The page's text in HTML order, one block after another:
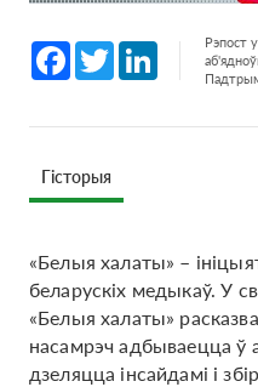
Facebook
Twitter LinkedInРэпост
Гісторыя
«Белыя халаты» –
беларускіх медыкаў. У
«Белыя халаты»
насамрэч адбываецца ў
дзеляцца інсайдамі і